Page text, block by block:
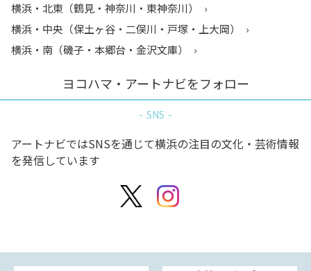
横浜・北東（鶴見・神奈川・東神奈川）
横浜・中央（保土ヶ谷・二俣川・戸塚・上大岡）
横浜・南（磯子・本郷台・金沢文庫）
ヨコハマ・アートナビをフォロー
SNS
アートナビではSNSを通じて横浜の注目の文化・芸術情報
を発信しています